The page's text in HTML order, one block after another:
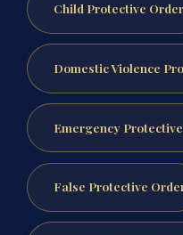
Child Protective
Domestic Violence
Emergency
False Protective